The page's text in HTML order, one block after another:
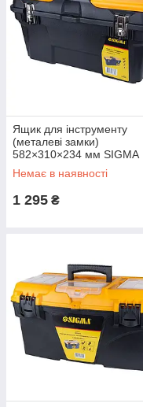
Ящик для інструменту
(металеві замки)
582×310×234 мм SIGMA
(7403681)
Немає в наявності
1 295 ₴